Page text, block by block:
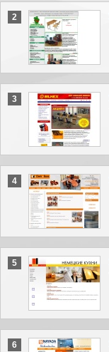
2
3
4
5
6